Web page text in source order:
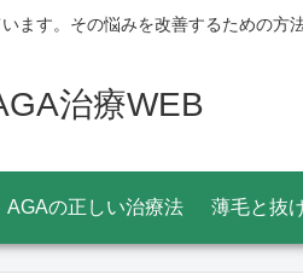
ます。その悩みを改善するための方
治療WEB
AGAの正しい治療法 薄毛と抜